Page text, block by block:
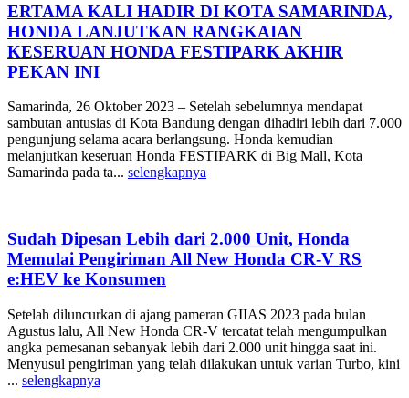
ERTAMA KALI HADIR DI KOTA SAMARINDA,
HONDA LANJUTKAN RANGKAIAN
KESERUAN HONDA FESTIPARK AKHIR
PEKAN INI
Samarinda, 26 Oktober 2023 – Setelah sebelumnya mendapat
sambutan antusias di Kota Bandung dengan dihadiri lebih dari 7.000
pengunjung selama acara berlangsung. Honda kemudian
melanjutkan keseruan Honda FESTIPARK di Big Mall, Kota
Samarinda pada ta... selengkapnya
Sudah Dipesan Lebih dari 2.000 Unit, Honda
Memulai Pengiriman All New Honda CR-V RS
e:HEV ke Konsumen
Setelah diluncurkan di ajang pameran GIIAS 2023 pada bulan
Agustus lalu, All New Honda CR-V tercatat telah mengumpulkan
angka pemesanan sebanyak lebih dari 2.000 unit hingga saat ini.
Menyusul pengiriman yang telah dilakukan untuk varian Turbo, kini
... selengkapnya